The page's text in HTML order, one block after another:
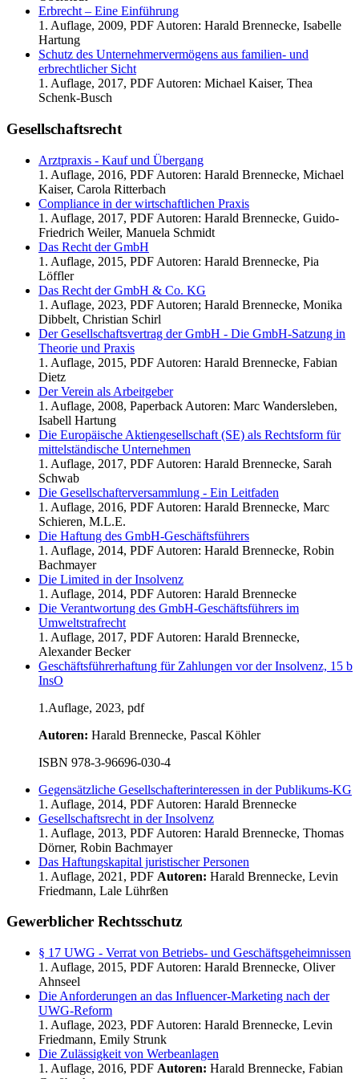
Erbrecht – Eine Einführung
1. Auflage, 2009, PDF Autoren: Harald Brennecke, Isabelle
Hartung
Schutz des Unternehmervermögens aus familien- und
erbrechtlicher Sicht
1. Auflage, 2017, PDF Autoren: Michael Kaiser, Thea
Schenk-Busch
Gesellschaftsrecht
Arztpraxis - Kauf und Übergang
1. Auflage, 2016, PDF Autoren: Harald Brennecke, Michael
Kaiser, Carola Ritterbach
Compliance in der wirtschaftlichen Praxis
1. Auflage, 2017, PDF Autoren: Harald Brennecke, Guido-
Friedrich Weiler, Manuela Schmidt
Das Recht der GmbH
1. Auflage, 2015, PDF Autoren: Harald Brennecke, Pia
Löffler
Das Recht der GmbH & Co. KG
1. Auflage, 2023, PDF Autoren; Harald Brennecke, Monika
Dibbelt, Christian Schirl
Der Gesellschaftsvertrag der GmbH - Die GmbH-Satzung in
Theorie und Praxis
1. Auflage, 2015, PDF Autoren: Harald Brennecke, Fabian
Dietz
Der Verein als Arbeitgeber
1. Auflage, 2008, Paperback Autoren: Marc Wandersleben,
Isabell Hartung
Die Europäische Aktiengesellschaft (SE) als Rechtsform für
mittelständische Unternehmen
1. Auflage, 2017, PDF Autoren: Harald Brennecke, Sarah
Schwab
Die Gesellschafterversammlung - Ein Leitfaden
1. Auflage, 2016, PDF Autoren: Harald Brennecke, Marc
Schieren, M.L.E.
Die Haftung des GmbH-Geschäftsführers
1. Auflage, 2014, PDF Autoren: Harald Brennecke, Robin
Bachmayer
Die Limited in der Insolvenz
1. Auflage, 2014, PDF Autoren: Harald Brennecke
Die Verantwortung des GmbH-Geschäftsführers im
Umweltstrafrecht
1. Auflage, 2017, PDF Autoren: Harald Brennecke,
Alexander Becker
Geschäftsführerhaftung für Zahlungen vor der Insolvenz, 15 b
InsO
1.Auflage, 2023, pdf
Autoren: Harald Brennecke, Pascal Köhler
ISBN 978-3-96696-030-4
Gegensätzliche Gesellschafterinteressen in der Publikums-KG
1. Auflage, 2014, PDF Autoren: Harald Brennecke
Gesellschaftsrecht in der Insolvenz
1. Auflage, 2013, PDF Autoren: Harald Brennecke, Thomas
Dörner, Robin Bachmayer
Das Haftungskapital juristischer Personen
1. Auflage, 2021, PDF Autoren: Harald Brennecke, Levin
Friedmann, Lale Lührßen
Gewerblicher Rechtsschutz
§ 17 UWG - Verrat von Betriebs- und Geschäftsgeheimnissen
1. Auflage, 2015, PDF Autoren: Harald Brennecke, Oliver
Ahnseel
Die Anforderungen an das Influencer-Marketing nach der
UWG-Reform
1. Auflage, 2023, PDF Autoren: Harald Brennecke, Levin
Friedmann, Emily Strunk
Die Zulässigkeit von Werbeanlagen
1. Auflage, 2016, PDF Autoren: Harald Brennecke, Fabian